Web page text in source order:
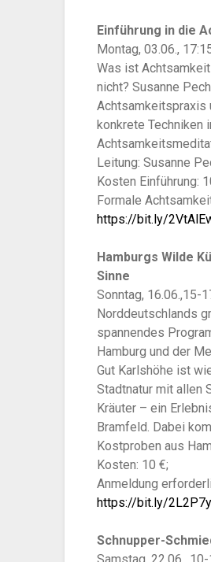
Einführung in die
Montag, 03.06.,
Was ist
nicht? Susanne
Achtsamkeitspraxis
konkrete Techniken
Leitung: Susanne
Kosten Einführung:
Formale
https://bit.ly/
Hamburgs Wilde
Sinne
Sonntag, 16.06.,15-
Norddeutschlands
spannendes
Hamburg und der
Gut Karlshöhe ist
Stadtnatur mit allen
Kräuter – ein
Bramfeld. Dabei
Kostproben aus
Kosten: 10 €;
Anmeldung
https://bit.ly/
Schnupper-